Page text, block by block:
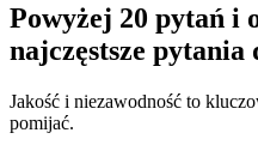
Powyżej 20 pytań i
najczęstsze
Jakość i niezawodność to
pomijać.